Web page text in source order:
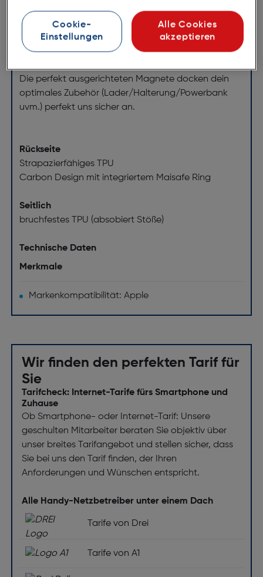
Kratzer und leichten Erschütterungen. Das schlanke
und elegante Design verleihen Ihrem iPhone einen
einzigartigen Look. Tasten und Telefunktionen
werden nicht beeinträchtigt.
Die perfekt ausgerichteten Magnete docken dein
optimales Zubehör (Lader/Halterung/Powerbank
uvm.) perfekt uns sicher an.
Rückseite
Strapazierfähiges TPU
Carbon Design mit integriertem Maisafe Ring
Seitlich
bruchfestes TPU (absobiert Stöße)
Technische Daten
Merkmale
Markenkompatibilität: Apple
Wir finden den perfekten Tarif für
Sie
Tarifcheck: Internet-Tarife fürs Smartphone und
Zuhause
Ob Smartphone- oder Internet-Tarif: Unsere
geschulten Mitarbeiter beraten Sie objektiv über
unser breites Tarifangebot und stellen sicher, dass
Sie bei uns den Tarif finden, der Ihren
Anforderungen und Wünschen entspricht.
Alle Handy-Netzbetreiber unter einem Dach
Tarife von Drei
Tarife von A1
Cookie-
Einstellungen
Alle Cookies
akzeptieren